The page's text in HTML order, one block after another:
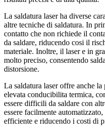
La saldatura laser ha diverse
altre tecniche di saldatura. In
contatto che non richiede il
da saldare, riducendo cosi il
materiale. Inoltre, il laser e in
molto preciso, consentendo
distorsione.
La saldatura laser offre anche
elevata conducibilita termica,
essere difficili da saldare con
essere facilmente
efficiente e riducendo i costi di